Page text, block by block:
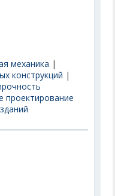
механика |
конструкций |
проектирование